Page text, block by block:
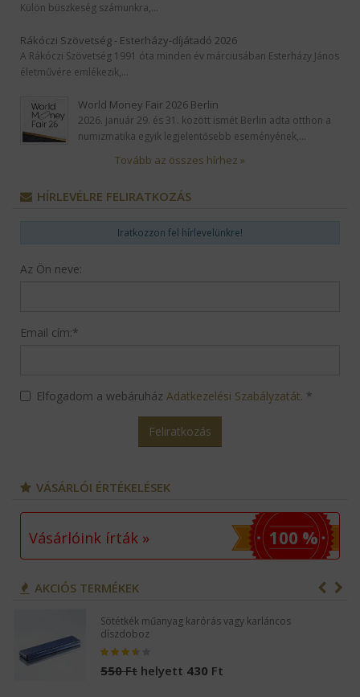
Külön büszkeség számunkra,…
Rákóczi Szövetség - Esterházy-díjátadó 2026
A Rákóczi Szövetség 1991 óta minden év márciusában Esterházy János
életművére emlékezik,…
World Money Fair 2026 Berlin
2026. január 29. és 31. között ismét Berlin adta otthon a
numizmatika egyik legjelentősebb eseményének,…
Tovább az összes hírhez »
HÍRLEVÉLRE FELIRATKOZÁS
Iratkozzon fel hírlevelünkre!
Az Ön neve:
Email cím:*
Elfogadom a webáruház Adatkezelési Szabályzatát. *
Feliratkozás
VÁSÁRLÓI ÉRTÉKELÉSEK
Vásárlóink írták » 100 %
AKCIÓS TERMÉKEK
Sötétkék műanyag karórás vagy karláncos
díszdoboz
550 Ft helyett 430 Ft